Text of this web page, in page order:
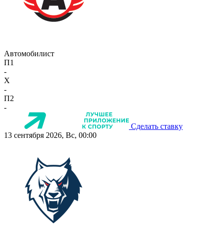
Автомобилист
П1
-
X
-
П2
-
Сделать ставку
13 сентября 2026, Вс, 00:00